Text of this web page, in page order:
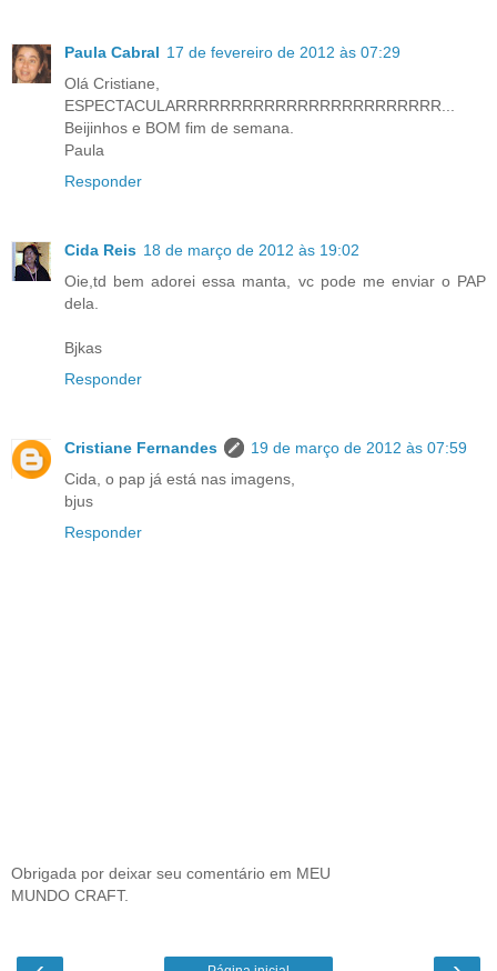
Paula Cabral 17 de fevereiro de 2012 às 07:29
Olá Cristiane,
ESPECTACULARRRRRRRRRRRRRRRRRRRRRRRR...
Beijinhos e BOM fim de semana.
Paula
Responder
Cida Reis 18 de março de 2012 às 19:02
Oie,td bem adorei essa manta, vc pode me enviar o PAP
dela.
Bjkas
Responder
Cristiane Fernandes
19 de março de 2012 às 07:59
Cida, o pap já está nas imagens,
bjus
Responder
Obrigada por deixar seu comentário em MEU
MUNDO CRAFT.